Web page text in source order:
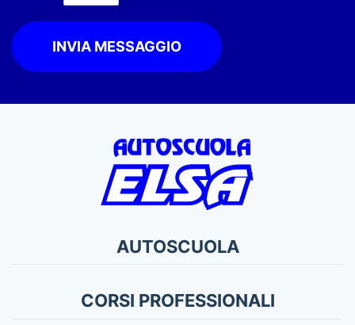
INVIA MESSAGGIO
AUTOSCUOLA
CORSI PROFESSIONALI